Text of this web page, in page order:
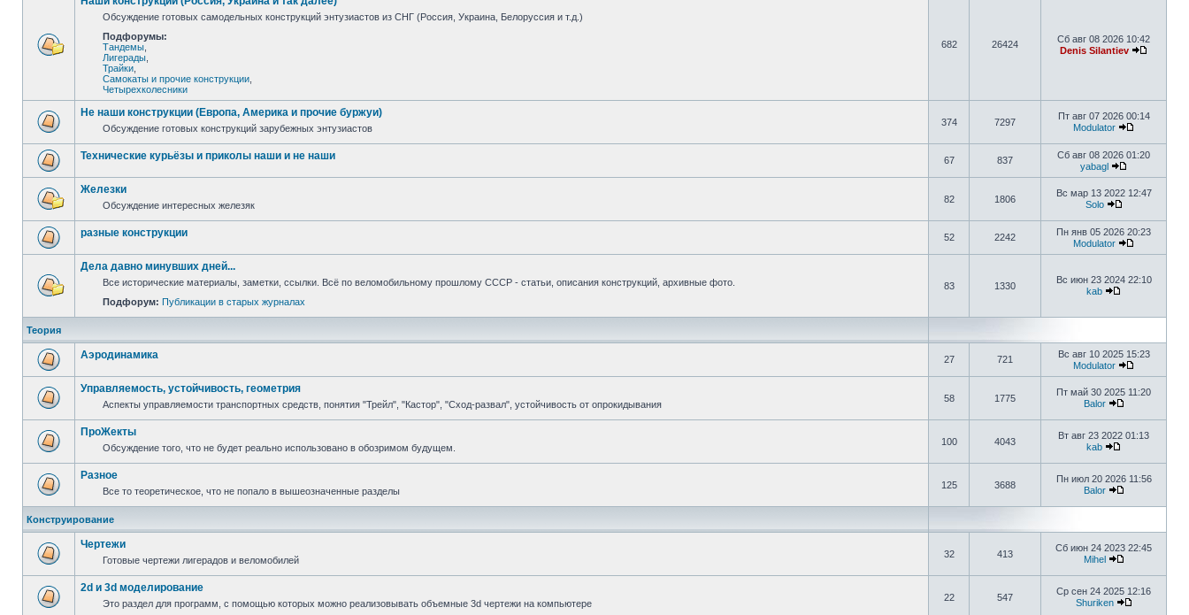
Обсуждение готовых самодельных конструкций энтузиастов из СНГ (Россия, Украина, Белоруссия и т.д.)
Подфорумы:
Тандемы
Лигерады
Трайки
Самокаты и прочие конструкции
Четырехколесники
682 26424
Сб авг 08 2026 10:42
Denis Silantiev
Не наши конструкции (Европа, Америка и прочие буржуи)
Обсуждение готовых конструкций зарубежных энтузиастов
374 7297
Пт авг 07 2026 00:14
Modulator
Технические курьёзы и приколы наши и не наши 67 837
Сб авг 08 2026 01:20
yabagl
Железки
Обсуждение интересных железяк
82 1806
Вс мар 13 2022 12:47
Solo
разные конструкции 52 2242
Пн янв 05 2026 20:23
Modulator
Дела давно минувших дней...
Все исторические материалы, заметки, ссылки. Всё по веломобильному прошлому СССР - статьи, описания конструкций, архивные фото.
Подфорум: Публикации в старых журналах
83 1330
Вс июн 23 2024 22:10
kab
Теория
Аэродинамика 27 721
Вс авг 10 2025 15:23
Modulator
Управляемость, устойчивость, геометрия
Аспекты управляемости транспортных средств, понятия "Трейл", "Кастор", "Сход-развал", устойчивость от опрокидывания
58 1775
Пт май 30 2025 11:20
Balor
ПроЖекты
Обсуждение того, что не будет реально использовано в обозримом будущем.
100 4043
Вт авг 23 2022 01:13
kab
Разное
Все то теоретическое, что не попало в вышеозначенные разделы
125 3688
Пн июл 20 2026 11:56
Balor
Конструирование
Чертежи
Готовые чертежи лигерадов и веломобилей
32 413
Сб июн 24 2023 22:45
Mihel
2d и 3d моделирование
Это раздел для программ, с помощью которых можно реализовывать объемные 3d чертежи на компьютере
22 547
Ср сен 24 2025 12:16
Shuriken